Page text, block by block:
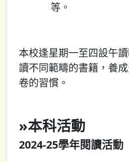
等。
本校逢星期一至四設午
讀不同範疇的書籍，養
卷的習慣。
»本科活動
2024-25學年閱讀活動